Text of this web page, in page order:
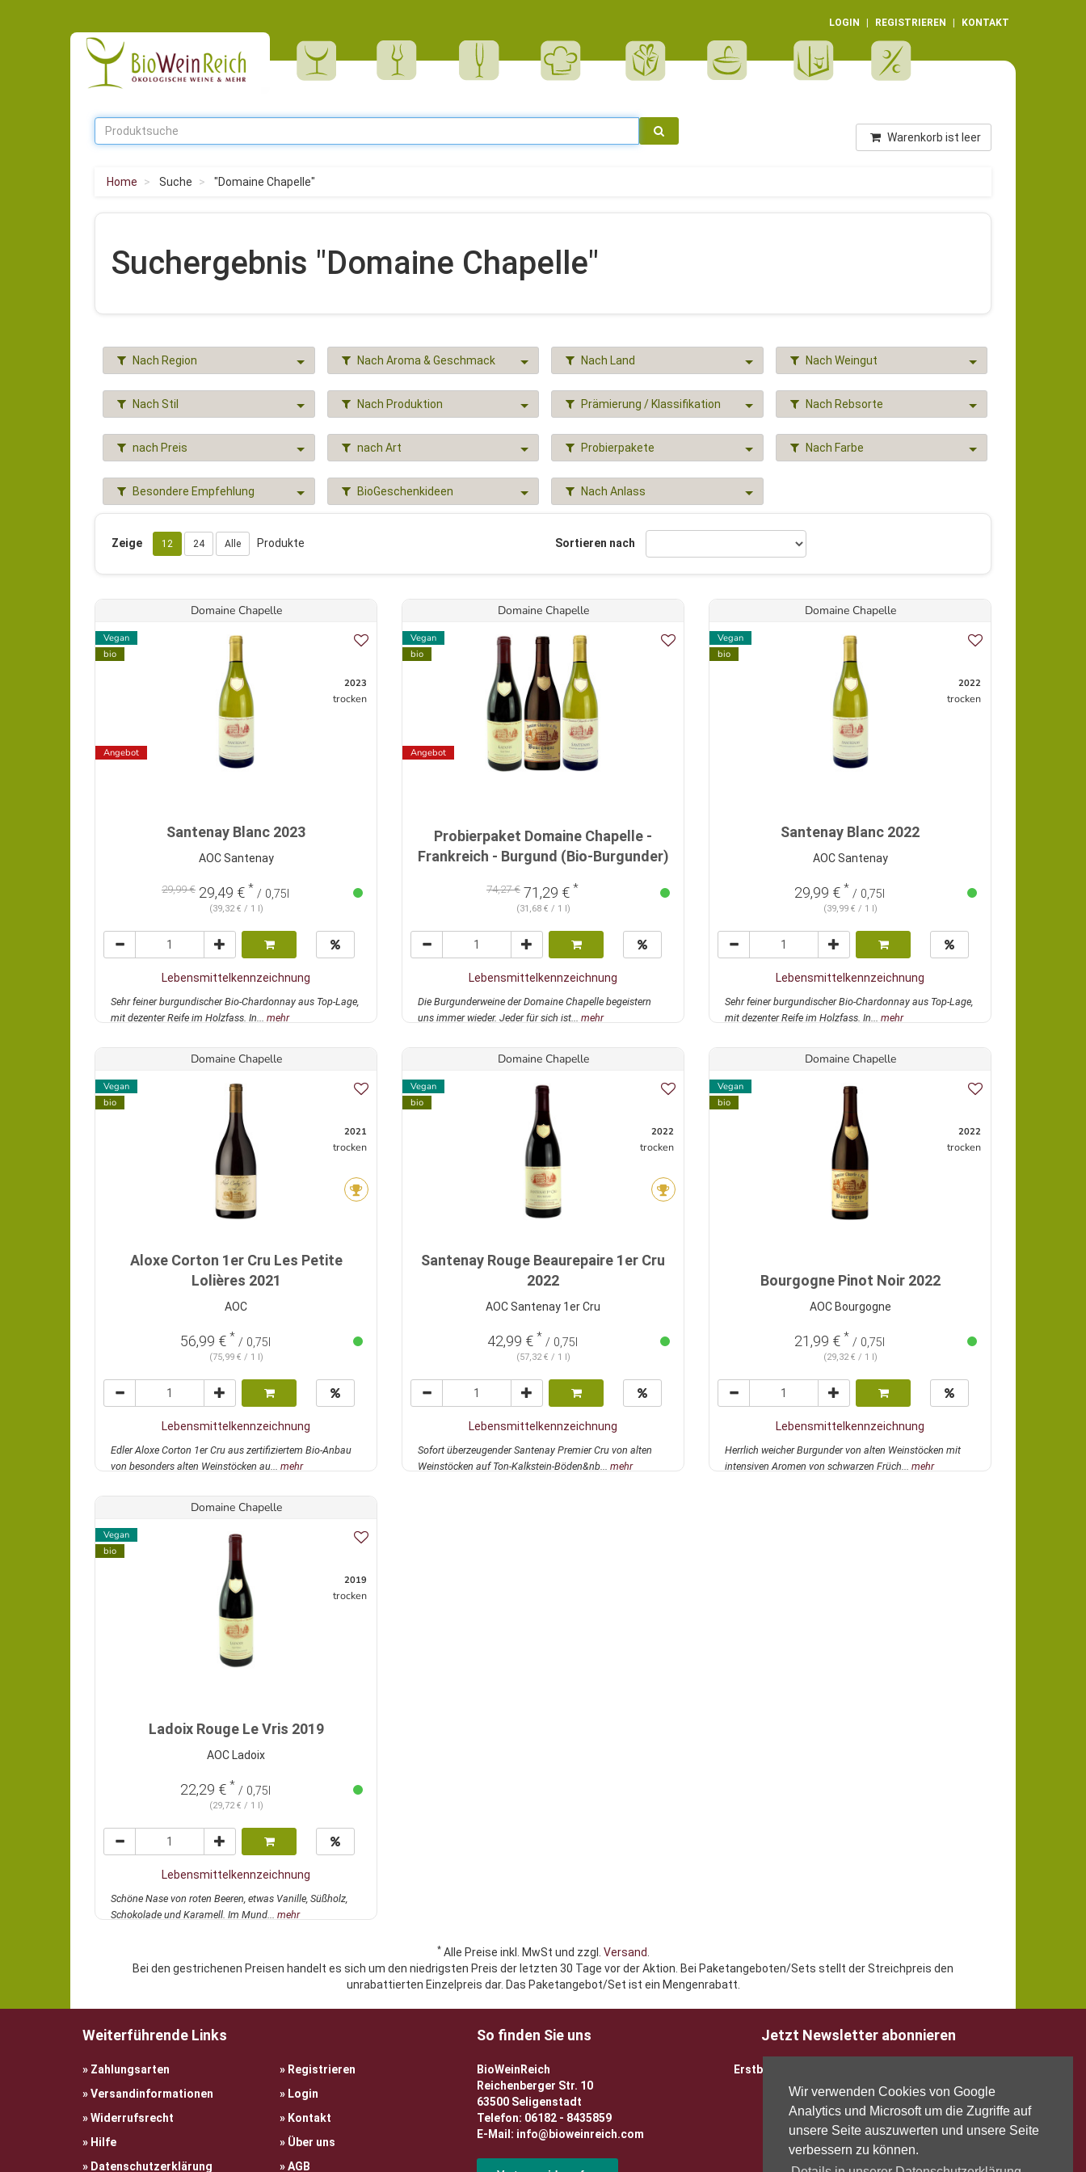
Wir verwenden Cookies von Google
Analytics und Microsoft um die Zugriffe auf
unsere Seite auszuwerten und unsere Seite
verbessern zu können.
LOGIN REGISTRIEREN KONTAKT
Warenkorb ist leer
Home Suche "Domaine Chapelle"
Suchergebnis "Domaine Chapelle"
Nach Region Nach Aroma & Geschmack Nach Land Nach Weingut
Nach Stil Nach Produktion Prämierung / Klassifikation Nach Rebsorte
nach Preis nach Art Probierpakete Nach Farbe
Besondere Empfehlung BioGeschenkideen Nach Anlass
Zeige 12 24 Alle Produkte Sortieren nach
Domaine Chapelle
Vegan
bio
Angebot
2023
trocken
Santenay Blanc 2023
AOC Santenay
29,99 € 29,49 € * / 0,75l
(39,32 € / 1 l)
Lebensmittelkennzeichnung
Sehr feiner burgundischer Bio-Chardonnay aus Top-Lage,
mit dezenter Reife im Holzfass. In... mehr
Domaine Chapelle
Vegan
bio
Angebot
Probierpaket Domaine Chapelle -
Frankreich - Burgund (Bio-Burgunder)
74,27 € 71,29 € *
(31,68 € / 1 l)
Lebensmittelkennzeichnung
Die Burgunderweine der Domaine Chapelle begeistern
uns immer wieder. Jeder für sich ist... mehr
Domaine Chapelle
Vegan
bio
2022
trocken
Santenay Blanc 2022
AOC Santenay
29,99 € * / 0,75l
(39,99 € / 1 l)
Lebensmittelkennzeichnung
Sehr feiner burgundischer Bio-Chardonnay aus Top-Lage,
mit dezenter Reife im Holzfass. In... mehr
Domaine Chapelle
Vegan
bio
2021
trocken
Aloxe Corton 1er Cru Les Petite
Lolières 2021
AOC
56,99 € * / 0,75l
(75,99 € / 1 l)
Lebensmittelkennzeichnung
Edler Aloxe Corton 1er Cru aus zertifiziertem Bio-Anbau
von besonders alten Weinstöcken au... mehr
Domaine Chapelle
Vegan
bio
2022
trocken
Santenay Rouge Beaurepaire 1er Cru
2022
AOC Santenay 1er Cru
42,99 € * / 0,75l
(57,32 € / 1 l)
Lebensmittelkennzeichnung
Sofort überzeugender Santenay Premier Cru von alten
Weinstöcken auf Ton-Kalkstein-Böden&nb... mehr
Domaine Chapelle
Vegan
bio
2022
trocken
Bourgogne Pinot Noir 2022
AOC Bourgogne
21,99 € * / 0,75l
(29,32 € / 1 l)
Lebensmittelkennzeichnung
Herrlich weicher Burgunder von alten Weinstöcken mit
intensiven Aromen von schwarzen Früch... mehr
Domaine Chapelle
Vegan
bio
2019
trocken
Ladoix Rouge Le Vris 2019
AOC Ladoix
22,29 € * / 0,75l
(29,72 € / 1 l)
Lebensmittelkennzeichnung
Schöne Nase von roten Beeren, etwas Vanille, Süßholz,
Schokolade und Karamell. Im Mund... mehr
*Alle Preise inkl. MwSt und zzgl. Versand.
Bei den gestrichenen Preisen handelt es sich um den niedrigsten Preis der letzten 30 Tage vor der Aktion. Bei Paketangeboten/Sets stellt der Streichpreis den
unrabattierten Einzelpreis dar. Das Paketangebot/Set ist ein Mengenrabatt.
Weiterführende Links
Zahlungsarten
Versandinformationen
Widerrufsrecht
Hilfe
Datenschutzerklärung
Registrieren
Login
Kontakt
Über uns
AGB
So finden Sie uns
BioWeinReich
Reichenberger Str. 10
63500 Seligenstadt
Telefon: 06182 - 8435859
E-Mail: info@bioweinreich.com
Jetzt Newsletter abonnieren
Erstbesteller sparen 5 EUR mit Gutscheincode